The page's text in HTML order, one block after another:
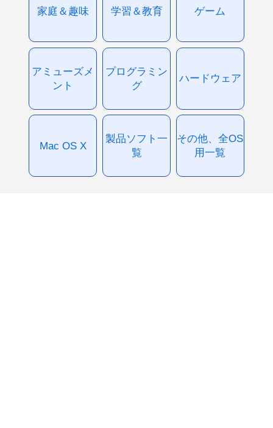
家庭＆趣味 学習＆教育 ゲーム
アミューズメ
ント
プログラミン
グ
ハードウェア
Mac OS X
製品ソフト一
覧
その他、全OS
用一覧